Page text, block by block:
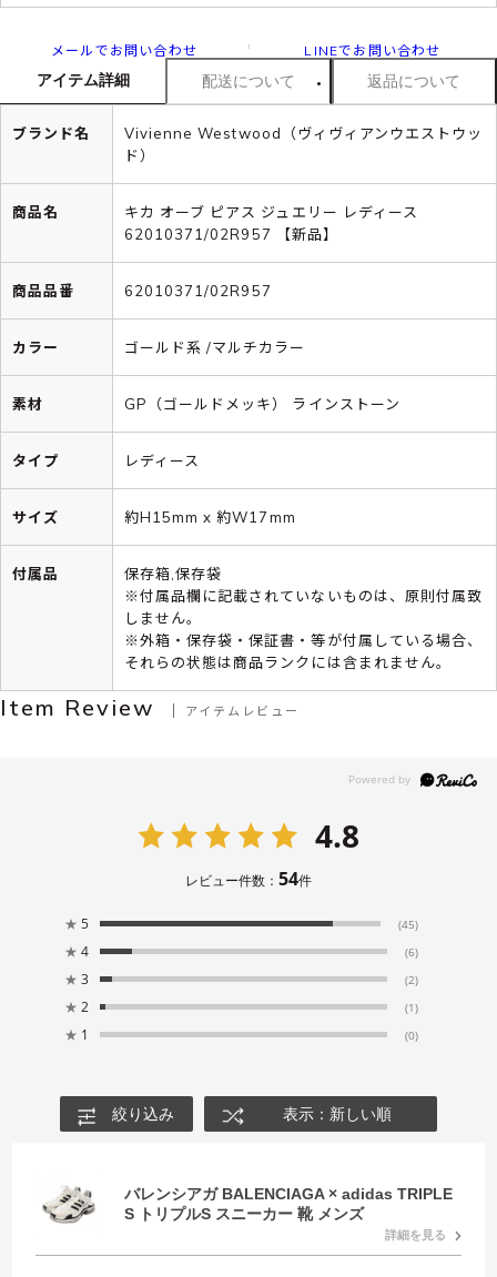
メールでお問い合わせ LINEでお問い合わせ
アイテム詳細 配送について 返品について
ブランド名
Vivienne Westwood（ヴィヴィアンウエストウッ
ド）
商品名
キカ オーブ ピアス ジュエリー レディース
62010371/02R957 【新品】
商品品番 62010371/02R957
カラー ゴールド系 /マルチカラー
素材 GP（ゴールドメッキ） ラインストーン
タイプ レディース
サイズ 約H15mm x 約W17mm
付属品
保存箱,保存袋
※付属品欄に記載されていないものは、原則付属致
しません。
※外箱・保存袋・保証書・等が付属している場合、
それらの状態は商品ランクには含まれません。
Item Review アイテムレビュー
4.8
レビュー件数： 54件
★ 5 (45)
★ 4 (6)
★ 3 (2)
★ 2 (1)
★ 1 (0)
絞り込み 表示：新しい順
バレンシアガ BALENCIAGA × adidas TRIPLE
S トリプルS スニーカー 靴 メンズ
詳細を見る